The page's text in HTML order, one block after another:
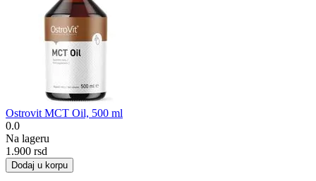
Ostrovit MCT Oil, 500 ml
0.0
Na lageru
1.900 rsd
Dodaj u korpu